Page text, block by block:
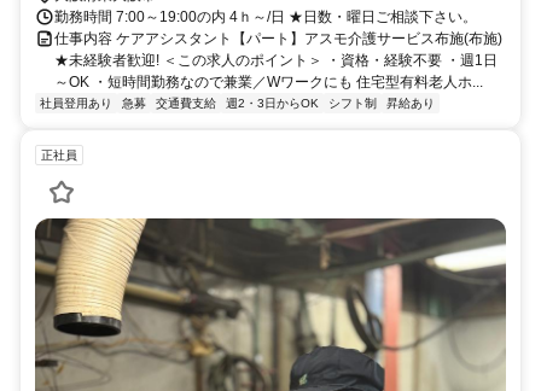
勤務時間 7:00～19:00の内 4ｈ～/日 ★日数・曜日ご相談下さい。
仕事内容 ケアアシスタント【パート】アスモ介護サービス布施(布施)
★未経験者歓迎! ＜この求人のポイント＞ ・資格・経験不要 ・週1日
～OK ・短時間勤務なので兼業／Wワークにも 住宅型有料老人ホ...
社員登用あり 急募 交通費支給 週2・3日からOK シフト制 昇給あり
正社員